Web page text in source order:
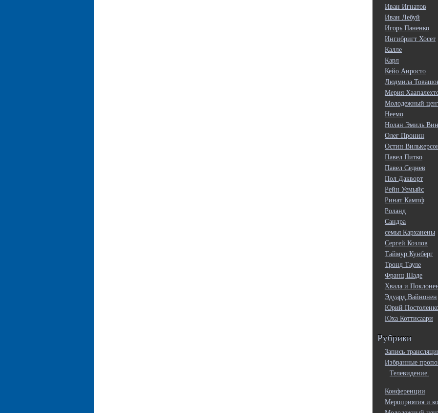
Иван Игнатов
Иван Лебуй
Игорь Паненко
Ингибригт Хосет
Калле
Карл
Кейо Аиросто
Людмила
Мерия
Молодежный
Неемо
Нолан Эмиль
Олег Пронин
Остин
Павел Питко
Павел Седнев
Пол Дакворт
Рейн Уемыйс
Ринат Кампф
Роланд
Сандра
семья Карханены
Сергей Козлов
Таймур Кунберг
Тронд Тауле
Франц Шаде
Хвала и
Эдуард Вайнонен
Юрий
Юха Коттисаари
Рубрики
Запись
Избранные
Телевидение.
Конференции
Мероприятия и